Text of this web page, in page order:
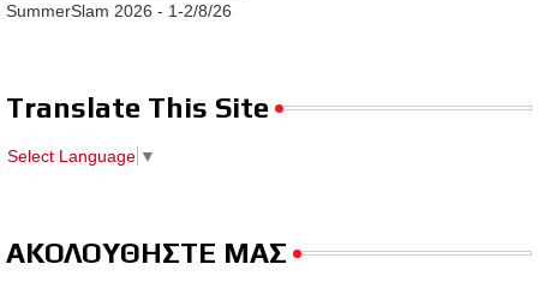
SummerSlam 2026 - 1-2/8/26
Translate This Site
Select Language ▼
ΑΚΟΛΟΥΘΗΣΤΕ ΜΑΣ